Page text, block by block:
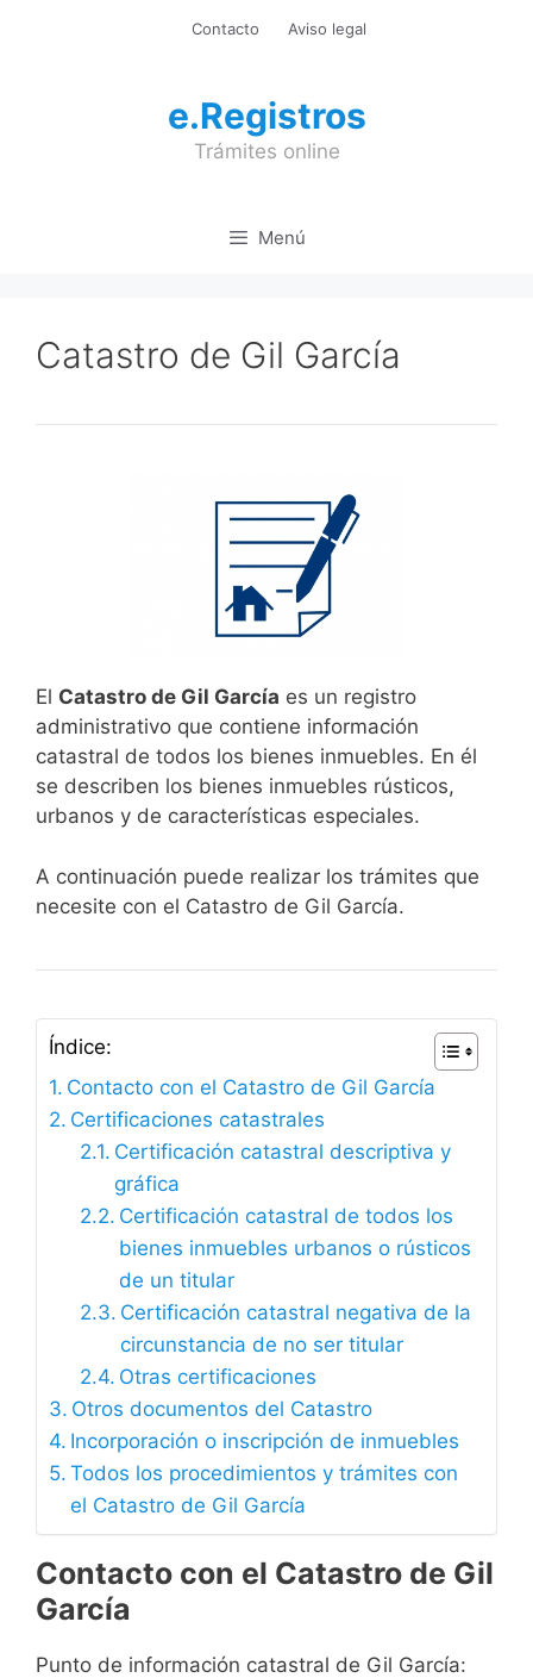
Contacto Aviso legal
e.Registros
Trámites online
Menú
Catastro de Gil García
El Catastro de Gil García es un registro
administrativo que contiene información
catastral de todos los bienes inmuebles. En él
se describen los bienes inmuebles rústicos,
urbanos y de características especiales.
A continuación puede realizar los trámites que
necesite con el Catastro de Gil García.
Índice:
Contacto con el Catastro de Gil García
Certificaciones catastrales
Certificación catastral descriptiva y
gráfica
Certificación catastral de todos los
bienes inmuebles urbanos o rústicos
de un titular
Certificación catastral negativa de la
circunstancia de no ser titular
Otras certificaciones
Otros documentos del Catastro
Incorporación o inscripción de inmuebles
Todos los procedimientos y trámites con
el Catastro de Gil García
Contacto con el Catastro de Gil
García
Punto de información catastral de Gil García: